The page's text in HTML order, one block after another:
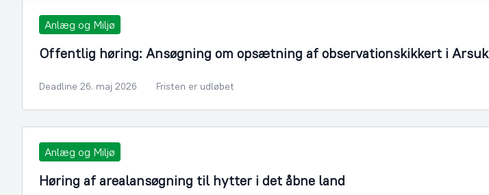
Anlæg og Miljø
Offentlig høring: Ansøgning om opsætning af observationskikkert i Arsuk
Deadline 26. maj 2026 Fristen er udløbet
Anlæg og Miljø
Høring af arealansøgning til hytter i det åbne land